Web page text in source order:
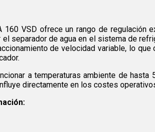
160 VSD ofrece un rango de
el separador de agua en el sistema de
de velocidad variable, lo
a temperaturas ambiente de
directamente en los costes